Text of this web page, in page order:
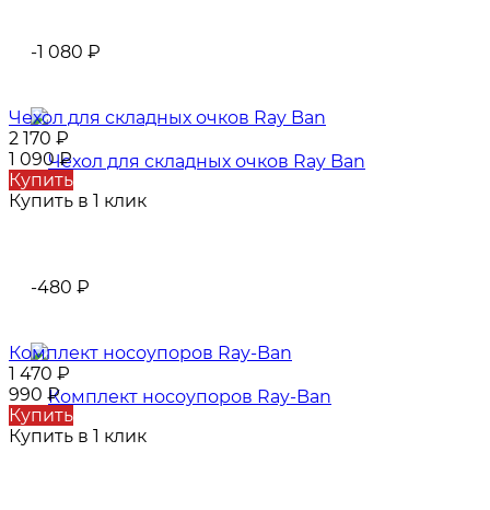
-1 080 ₽
Чехол для складных очков Ray Ban
2 170 ₽
1 090₽
Купить
Купить в 1 клик
-480 ₽
Комплект носоупоров Ray-Ban
1 470 ₽
990 ₽
Купить
Купить в 1 клик